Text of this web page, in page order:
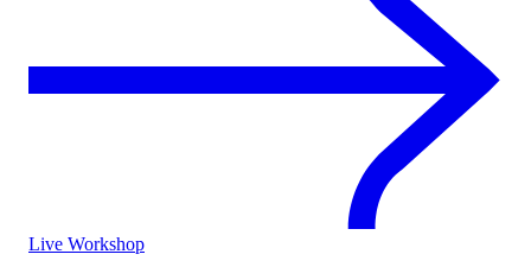
Live Workshop